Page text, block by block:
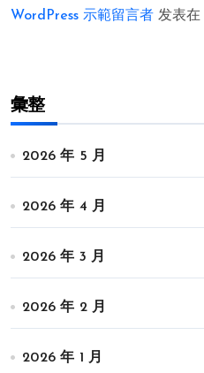
WordPress 示範留言者 发表在
彙整
2026 年 5 月
2026 年 4 月
2026 年 3 月
2026 年 2 月
2026 年 1 月